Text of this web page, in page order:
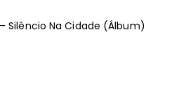
Silêncio Na Cidade (Álbum)